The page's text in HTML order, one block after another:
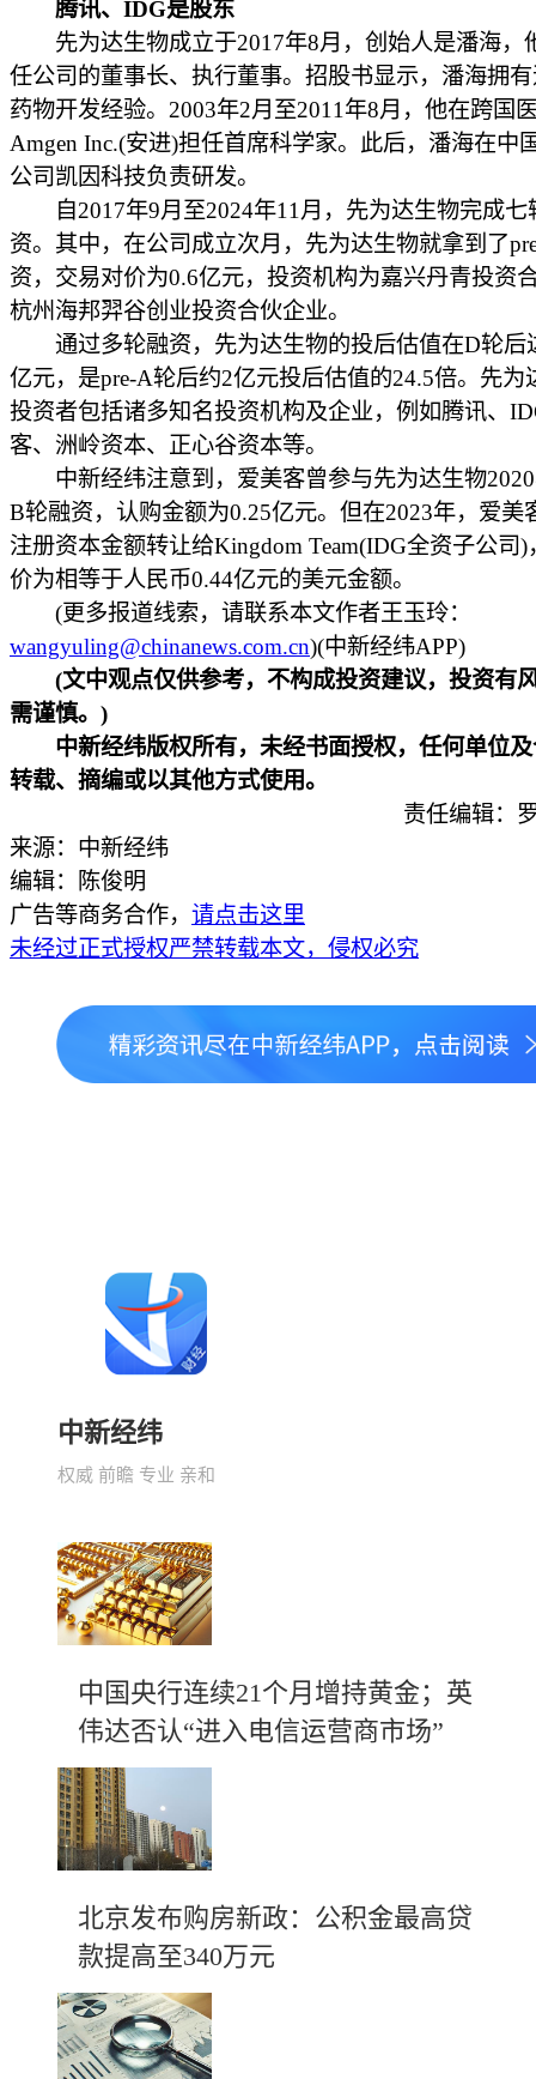
腾讯、IDG是股东
先为达生物成立于2017年8月，创始人是潘海，
任公司的董事长、执行董事。招股书显示，潘海拥
药物开发经验。2003年2月至2011年8月，他在跨国
Amgen Inc.(安进)担任首席科学家。此后，潘海在中
公司凯因科技负责研发。
自2017年9月至2024年11月，先为达生物完成七
资。其中，在公司成立次月，先为达生物就拿到了
资，交易对价为0.6亿元，投资机构为嘉兴丹青投资
杭州海邦羿谷创业投资合伙企业。
通过多轮融资，先为达生物的投后估值在D轮后
亿元，是pre-A轮后约2亿元投后估值的24.5倍。先为
投资者包括诸多知名投资机构及企业，例如腾讯、
客、洲岭资本、正心谷资本等。
中新经纬注意到，爱美客曾参与先为达生物
B轮融资，认购金额为0.25亿元。但在2023年，爱美
注册资本金额转让给Kingdom Team(IDG全资子公司)
价为相等于人民币0.44亿元的美元金额。
(更多报道线索，请联系本文作者王玉玲：
wangyuling@chinanews.com.cn)(中新经纬APP)
(文中观点仅供参考，不构成投资建议，投资有
需谨慎。)
中新经纬版权所有，未经书面授权，任何单位
转载、摘编或以其他方式使用。
责任编辑：
来源：中新经纬
编辑：陈俊明
广告等商务合作， 请点击这里
未经过正式授权严禁转载本文，侵权必究
中新经纬
权威 前瞻 专业 亲和
中国央行连续21个月增持黄金；英
伟达否认“进入电信运营商市场”
北京发布购房新政：公积金最高贷
款提高至340万元